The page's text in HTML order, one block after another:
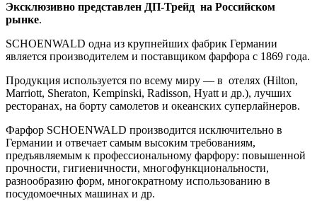
Эксклюзивно представлен ДП-Трейд на Российском
рынке.
SCHOENWALD одна из крупнейших фабрик Германии
является производителем и поставщиком фарфора с 1869 года.
Продукция используется по всему миру — в отелях (Hilton,
Marriott, Sheraton, Kempinski, Radisson, Hyatt и др.), лучших
ресторанах, на борту самолетов и океанских суперлайнеров.
Фарфор SCHOENWALD производится исключительно в
Германии и отвечает самым высоким требованиям,
предъявляемым к профессиональному фарфору: повышенной
прочности, гигиеничности, многофункциональности,
разнообразию форм, многократному использованию в
посудомоечных машинах и др.